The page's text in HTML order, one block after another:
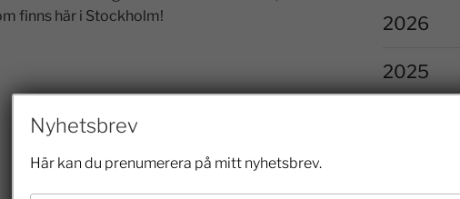
finns här i Stockholm!
2026
2025
Nyhetsbrev
Här kan du prenumerera på mitt nyhetsbrev.